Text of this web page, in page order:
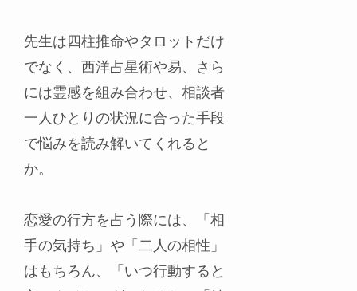
先生は四柱推命やタロットだけ
でなく、西洋占星術や易、さら
には霊感を組み合わせ、相談者
一人ひとりの状況に合った手段
で悩みを読み解いてくれると
か。
恋愛の行方を占う際には、「相
手の気持ち」や「二人の相性」
はもちろん、「いつ行動すると